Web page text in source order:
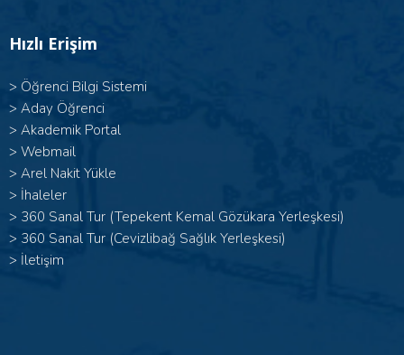
Hızlı Erişim
> Öğrenci Bilgi Sistemi
> Aday Öğrenci
> Akademik Portal
> Webmail
> Arel Nakit Yükle
> İhaleler
> 360 Sanal Tur (Tepekent Kemal Gözükara Yerleşkesi)
> 360 Sanal Tur (Cevizlibağ Sağlık Yerleşkesi)
> İletişim